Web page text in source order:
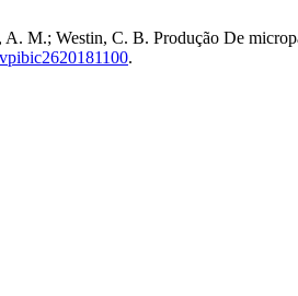
M.; Westin, C. B. Produção De
.